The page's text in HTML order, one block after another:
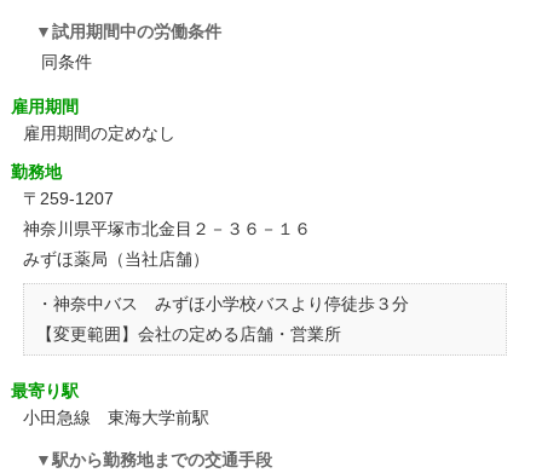
試用期間中の労働条件
同条件
雇用期間
雇用期間の定めなし
勤務地
〒259-1207
神奈川県平塚市北金目２－３６－１６
みずほ薬局（当社店舗）
・神奈中バス みずほ小学校バスより停徒歩３分
【変更範囲】会社の定める店舗・営業所
最寄り駅
小田急線 東海大学前駅
駅から勤務地までの交通手段